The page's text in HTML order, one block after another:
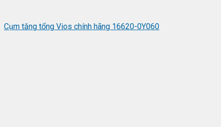
Cụm tăng tổng Vios chính hãng 16620-0Y060